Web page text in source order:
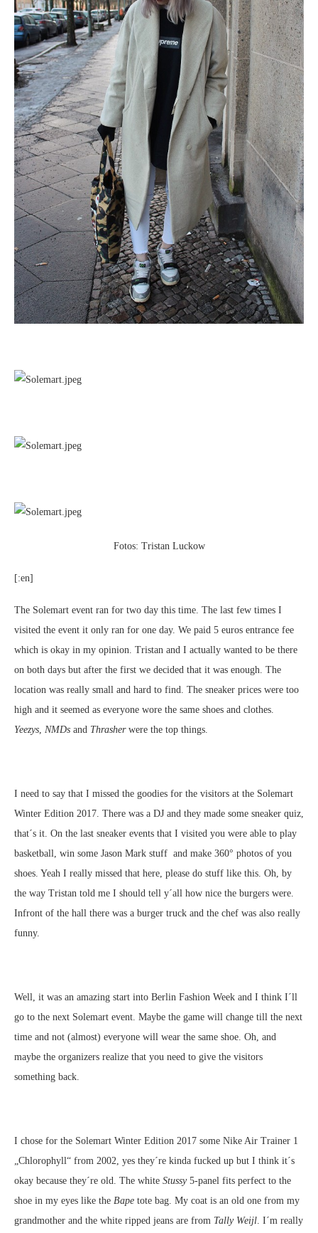
Fotos: Tristan Luckow
[:en]
The Solemart event ran for two day this time. The last few times I
visited the event it only ran for one day. We paid 5 euros entrance fee
which is okay in my opinion. Tristan and I actually wanted to be there
on both days but after the first we decided that it was enough. The
location was really small and hard to find. The sneaker prices were too
high and it seemed as everyone wore the same shoes and clothes.
Yeezys, NMDs and Thrasherwere the top things.
I need to say that I missed the goodies for the visitors at the Solemart
Winter Edition 2017. There was a DJ and they made some sneaker quiz,
that´s it. On the last sneaker events that I visited you were able to play
basketball, win some Jason Mark stuff and make 360° photos of you
shoes. Yeah I really missed that here, please do stuff like this. Oh, by
the way Tristan told me I should tell y´all how nice the burgers were.
Infront of the hall there was a burger truck and the chef was also really
funny.
Well, it was an amazing start into Berlin Fashion Week and I think I´ll
go to the next Solemart event. Maybe the game will change till the next
time and not (almost) everyone will wear the same shoe. Oh, and
maybe the organizers realize that you need to give the visitors
something back.
I chose for the Solemart Winter Edition 2017 some Nike Air Trainer 1
„Chlorophyll“ from 2002, yes they´re kinda fucked up but I think it´s
okay because they´re old. The white Stussy5-panel fits perfect to the
shoe in my eyes like the Bape tote bag. My coat is an old one from my
grandmother and the white ripped jeans are from Tally Weijl. I´m really